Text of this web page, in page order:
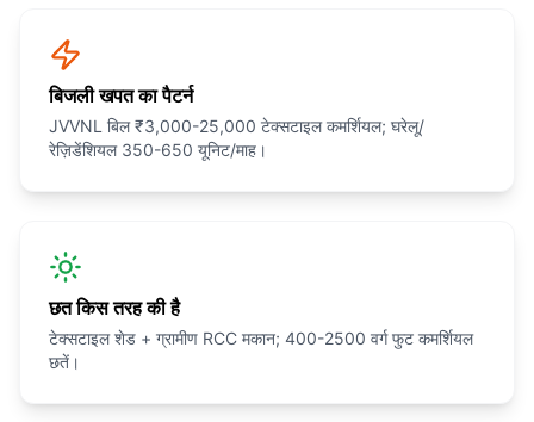
बिजली खपत का पैटर्न
JVVNL बिल ₹3,000-25,000 टेक्सटाइल कमर्शियल; घरेलू/
रेज़िडेंशियल 350-650 यूनिट/माह।
छत किस तरह की है
टेक्सटाइल शेड + ग्रामीण RCC मकान; 400-2500 वर्ग फुट कमर्शियल
छतें।